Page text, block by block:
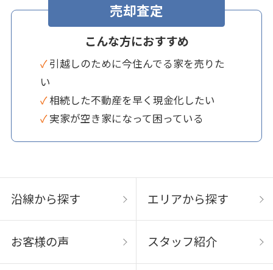
売却査定
こんな方におすすめ
✓ 引越しのために今住んでる家を売りた
い
✓ 相続した不動産を早く現金化したい
✓ 実家が空き家になって困っている
沿線から探す エリアから探す
お客様の声 スタッフ紹介